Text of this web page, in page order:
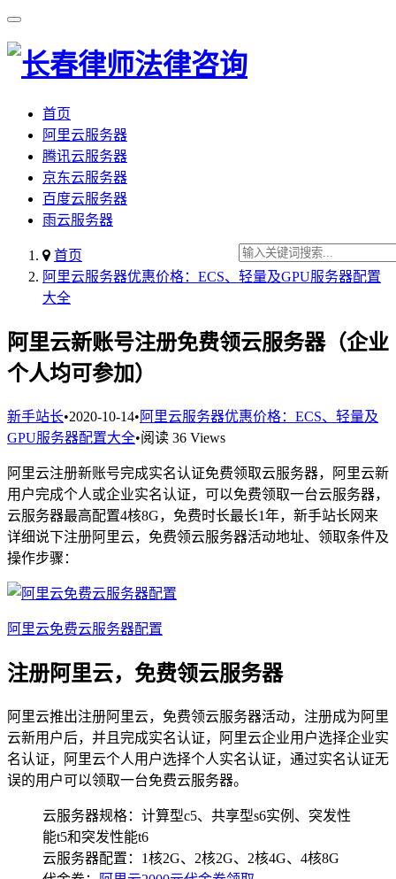
首页
阿里云服务器
腾讯云服务器
京东云服务器
百度云服务器
雨云服务器
首页
阿里云服务器优惠价格：ECS、轻量及GPU服务器配置
大全
阿里云新账号注册免费领云服务器（企业
个人均可参加）
新手站长•2020-10-14• 阿里云服务器优惠价格：ECS、轻量及
GPU服务器配置大全•阅读 36 Views
阿里云注册新账号完成实名认证免费领取云服务器，阿里云新
用户完成个人或企业实名认证，可以免费领取一台云服务器，
云服务器最高配置4核8G，免费时长最长1年，新手站长网来
详细说下注册阿里云，免费领云服务器活动地址、领取条件及
操作步骤：
阿里云免费云服务器配置
注册阿里云，免费领云服务器
阿里云推出注册阿里云，免费领云服务器活动，注册成为阿里
云新用户后，并且完成实名认证，阿里云企业用户选择企业实
名认证，阿里云个人用户选择个人实名认证，通过实名认证无
误的用户可以领取一台免费云服务器。
云服务器规格：计算型c5、共享型s6实例、突发性
能t5和突发性能t6
云服务器配置：1核2G、2核2G、2核4G、4核8G